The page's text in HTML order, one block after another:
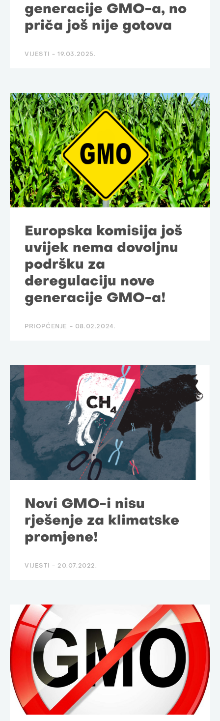
generacije GMO-a, no
priča još nije gotova
VIJESTI - 19.03.2025.
Europska komisija još
uvijek nema dovoljnu
podršku za
deregulaciju nove
generacije GMO-a!
PRIOPĆENJE - 08.02.2024.
Novi GMO-i nisu
rješenje za klimatske
promjene!
VIJESTI - 20.07.2022.